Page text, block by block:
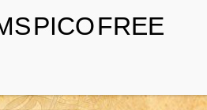
لاگ ان رجسٹر